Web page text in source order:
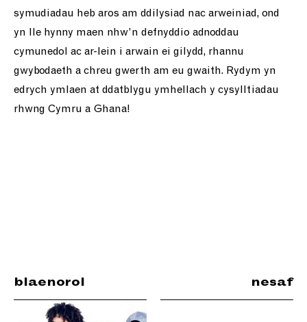
symudiadau heb aros am ddilysiad nac arweiniad, ond
yn lle hynny maen nhw’n defnyddio adnoddau
cymunedol ac ar-lein i arwain ei gilydd, rhannu
gwybodaeth a chreu gwerth am eu gwaith. Rydym yn
edrych ymlaen at ddatblygu ymhellach y cysylltiadau
rhwng Cymru a Ghana!
blaenorol nesaf